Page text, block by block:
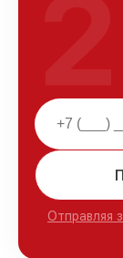
Отправляя